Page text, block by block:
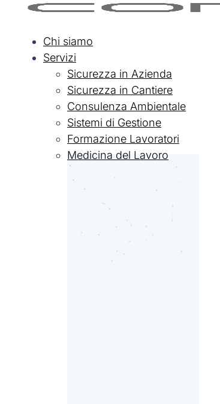
Chi siamo
Servizi
Sicurezza in Azienda
Sicurezza in Cantiere
Consulenza Ambientale
Sistemi di Gestione
Formazione Lavoratori
Medicina del Lavoro